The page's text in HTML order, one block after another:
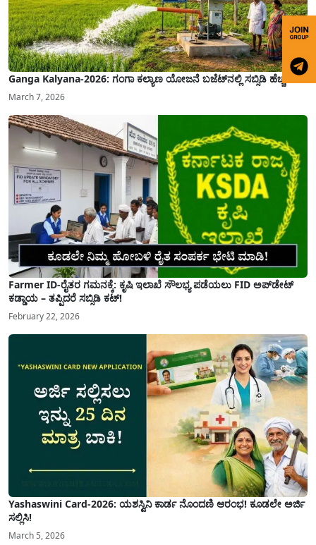
Ganga Kalyana-2026: ಗಂಗಾ ಕಲ್ಯಾಣ ಯೋಜನೆ ಬಜೆಟ್‌ನಲ್ಲಿ ಸಬ್ಸಿಡಿ ಹೆಚ್ಚಳ!
March 7, 2026
Farmer ID-ರೈತರ ಗಮನಕ್ಕೆ: ಕೃಷಿ ಇಲಾಖೆ ಸೌಲಭ್ಯ ಪಡೆಯಲು FID ಅಪ್‌ಡೇಟ್
ಕಡ್ಡಾಯ – ತಪ್ಪಿದರೆ ಸಬ್ಸಿಡಿ ಕಟ್!
February 22, 2026
Yashaswini Card-2026: ಯಶಸ್ವಿನಿ ಕಾರ್ಡ ನೊಂದಣಿ ಆರಂಭ! ಕೂಡಲೇ ಅರ್ಜಿ
ಸಲ್ಲಿಸಿ!
March 5, 2026